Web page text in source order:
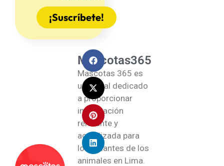
¡Suscríbete!
Mascotas365
Mascotas 365 es
un portal dedicado
a proporcionar
información
relevante y
actualizada para
los amantes de los
animales en Lima.